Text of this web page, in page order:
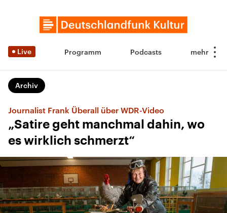
Live Programm Podcasts
Archiv
Journalist Frank Überall über WDR-Video
„Satire geht manchmal dahin, wo
es wirklich schmerzt“